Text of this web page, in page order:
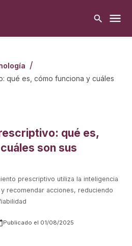
/
qué es, cómo funciona y cuáles
qué es,
son sus
prescriptivo utiliza la inteligencia
recomendar acciones, reduciendo
Publicado el 01/08/2025